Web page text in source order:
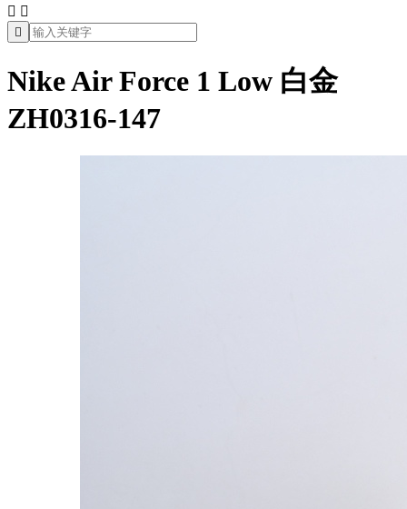
 

Nike Air Force 1 Low 白金
ZH0316-147